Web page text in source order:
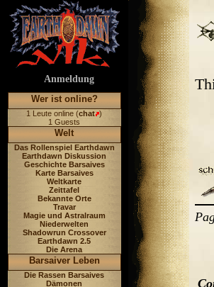
Anmeldung
Wer ist online?
1 Leute online (chat )
1 Guests
Welt
Das Rollenspiel Earthdawn
Earthdawn Diskussion
Geschichte Barsaives
Karte Barsaives
Weltkarte
Zeittafel
Bekannte Orte
Travar
Magie und Astralraum
Niederwelten
Shadowrun Crossover
Earthdawn 2.5
Die Arena
Barsaiver Leben
Die Rassen Barsaives
Dämonen